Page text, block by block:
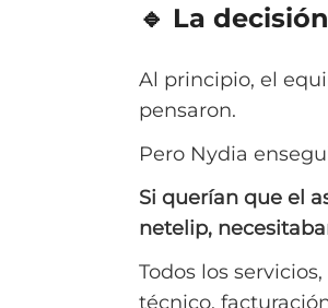
🔹 La
Al principio, el
pensaron.
Pero Nydia
Si querían que el
netelip,
Todos los
técnico,